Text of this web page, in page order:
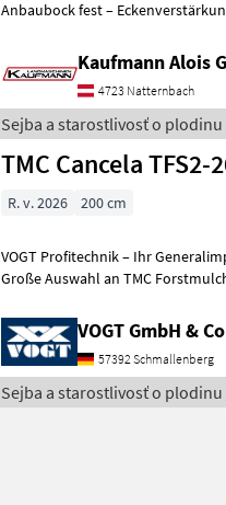
Anbaubock fest –
Kaufmann Alois
4723 Natternbach
Sejba a starostlivosť o
TMC Cancela
R. v. 2026 200 cm
VOGT Profitechnik – Ihr
VOGT GmbH &
57392 Schmallenberg
Sejba a starostlivosť o plodinu